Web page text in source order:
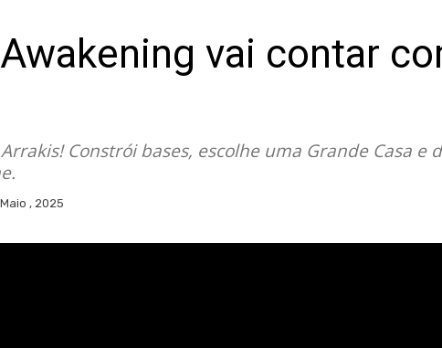
vai contar
Constrói bases, escolhe uma Grande Casa
Maio , 2025